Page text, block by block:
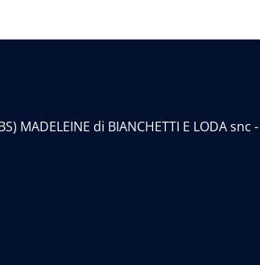
di BIANCHETTI E LODA snc